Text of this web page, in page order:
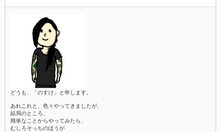
どうも、「のすけ」と申します。
あれこれと、色々やってきましたが、
結局のところ、
簡単なことからやってみたら、
むしろそっちのほうが